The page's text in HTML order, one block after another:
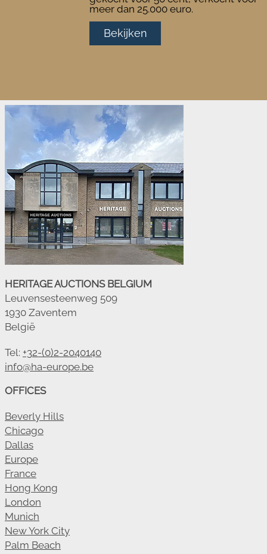
meer dan 25.000 euro.
Bekijken
HERITAGE AUCTIONS BELGIUM
Leuvensesteenweg 509
1930 Zaventem
België
Tel: +32-(0)2-2040140
info@ha-europe.be
OFFICES
Beverly Hills
Chicago
Dallas
Europe
France
Hong Kong
London
Munich
New York City
Palm Beach